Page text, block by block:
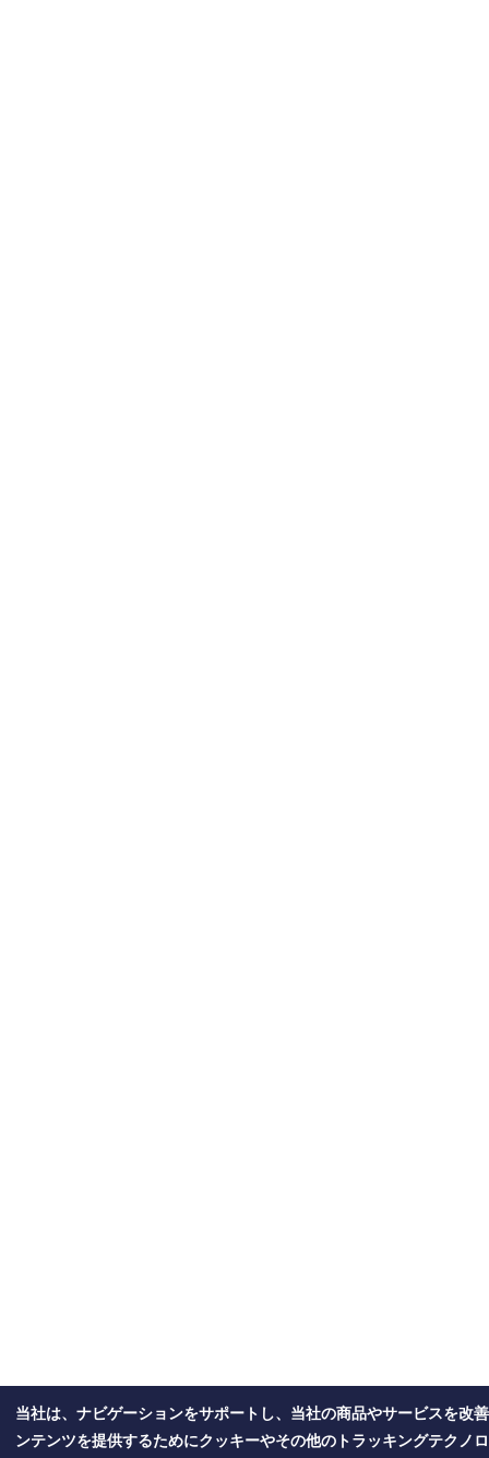
当社は、ナビゲーションをサポートし、当社の商品やサービスを改
ンテンツを提供するためにクッキーやその他のトラッキングテクノ